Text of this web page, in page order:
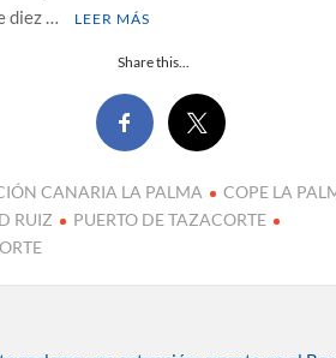
diez …
LEER MÁS
Share this...
CANARIA LA PALMA
COPE LA
RUIZ
PUERTO DE TAZACORTE